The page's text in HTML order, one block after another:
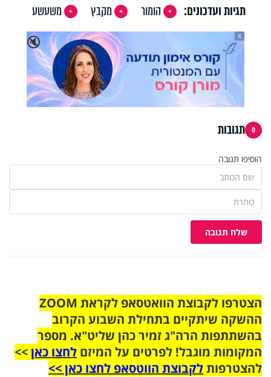
תגיות ועדכונים: הומור מקבץ
משעשע
🔇
X
0 תגובות
הוסיפו תגובה
שלח תגובה
הצטרפו לקבוצת הוואטסאפ לקראת ZOOM
ההשקה שיתקיים בתחילת השבוע הקרוב
בהשתתפות הרה"ג זמיר כהן שליט"א. מספר
המקומות מוגבל! לפרטים על המיזם לחצו כאן>>
להצטרפותלקבוצת הווטסאפ לחצו כאן >>